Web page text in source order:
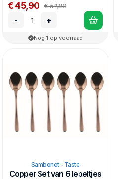
€ 45,90 € 54,90
- +
Nog 1 op voorraad
Sambonet - Taste
Copper Set van 6 lepeltjes